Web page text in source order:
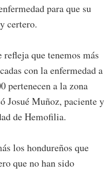
para que su
certero.
refleja que tenemos más
con la enfermedad a
pertenecen a la zona
Josué Muñoz, paciente y
de Hemofilia.
los hondureños que
que no han sido